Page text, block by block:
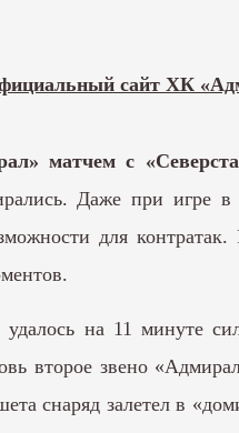
сайт ХК
матчем с
Даже при игре
для
удалось на 11 минуте
второе звено
снаряд залетел в